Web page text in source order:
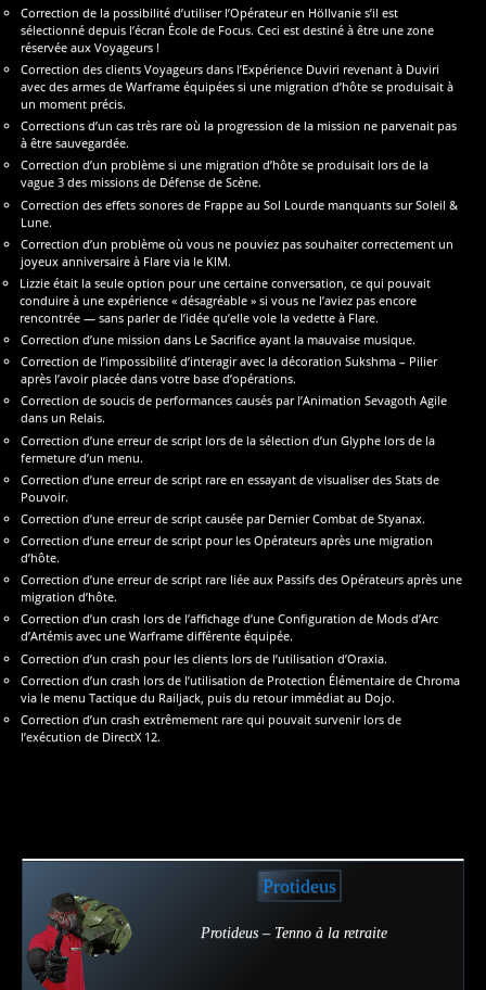
Correction de la possibilité d’utiliser l’Opérateur en Höllvanie s’il est
sélectionné depuis l’écran École de Focus. Ceci est destiné à être une zone
réservée aux Voyageurs !
Correction des clients Voyageurs dans l’Expérience Duviri revenant à Duviri
avec des armes de Warframe équipées si une migration d’hôte se produisait à
un moment précis.
Corrections d’un cas très rare où la progression de la mission ne parvenait pas
à être sauvegardée.
Correction d’un problème si une migration d’hôte se produisait lors de la
vague 3 des missions de Défense de Scène.
Correction des effets sonores de Frappe au Sol Lourde manquants sur Soleil &
Lune.
Correction d’un problème où vous ne pouviez pas souhaiter correctement un
joyeux anniversaire à Flare via le KIM.
Lizzie était la seule option pour une certaine conversation, ce qui pouvait
conduire à une expérience « désagréable » si vous ne l’aviez pas encore
rencontrée — sans parler de l’idée qu’elle vole la vedette à Flare.
Correction d’une mission dans Le Sacrifice ayant la mauvaise musique.
Correction de l’impossibilité d’interagir avec la décoration Sukshma – Pilier
après l’avoir placée dans votre base d’opérations.
Correction de soucis de performances causés par l’Animation Sevagoth Agile
dans un Relais.
Correction d’une erreur de script lors de la sélection d’un Glyphe lors de la
fermeture d’un menu.
Correction d’une erreur de script rare en essayant de visualiser des Stats de
Pouvoir.
Correction d’une erreur de script causée par Dernier Combat de Styanax.
Correction d’une erreur de script pour les Opérateurs après une migration
d’hôte.
Correction d’une erreur de script rare liée aux Passifs des Opérateurs après une
migration d’hôte.
Correction d’un crash lors de l’affichage d’une Configuration de Mods d’Arc
d’Artémis avec une Warframe différente équipée.
Correction d’un crash pour les clients lors de l’utilisation d’Oraxia.
Correction d’un crash lors de l’utilisation de Protection Élémentaire de Chroma
via le menu Tactique du Railjack, puis du retour immédiat au Dojo.
Correction d’un crash extrêmement rare qui pouvait survenir lors de
l’exécution de DirectX 12.
Protideus
Protideus – Tenno à la retraite